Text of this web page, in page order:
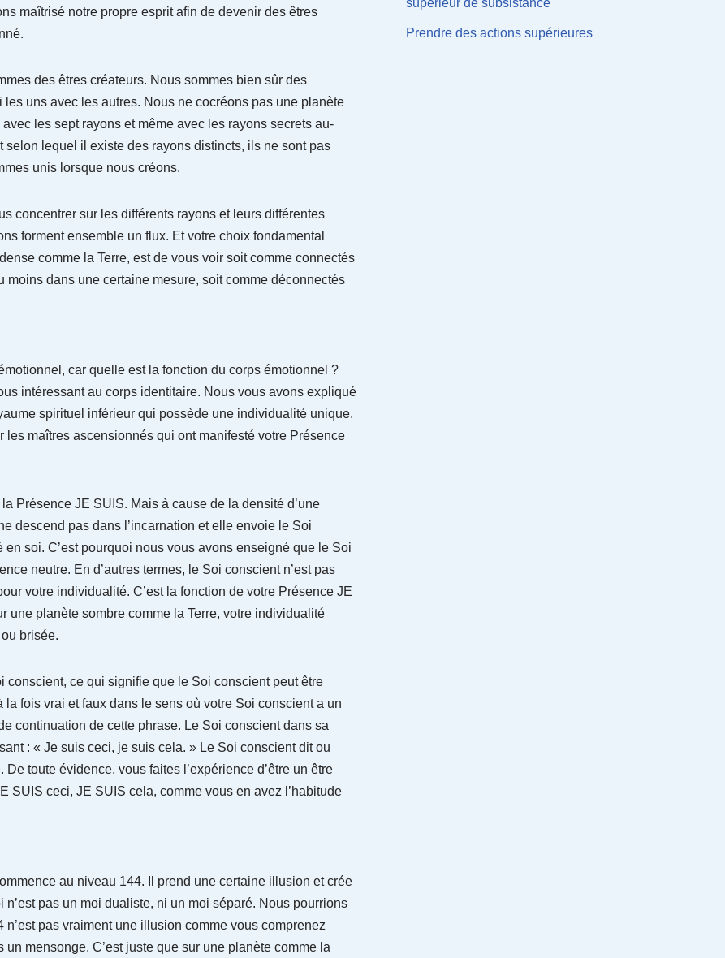
maîtrisé notre propre esprit afin de devenir des êtres
des êtres créateurs. Nous sommes bien sûr des
uns avec les autres. Nous ne cocréons pas une planète
les sept rayons et même avec les rayons secrets au-
lequel il existe des rayons distincts, ils ne sont pas
unis lorsque nous créons.
concentrer sur les différents rayons et leurs différentes
forment ensemble un flux. Et votre choix fondamental
comme la Terre, est de vous voir soit comme connectés
moins dans une certaine mesure, soit comme déconnectés
car quelle est la fonction du corps émotionnel ?
intéressant au corps identitaire. Nous vous avons expliqué
spirituel inférieur qui possède une individualité unique.
maîtres ascensionnés qui ont manifesté votre Présence
Présence JE SUIS. Mais à cause de la densité d’une
descend pas dans l’incarnation et elle envoie le Soi
soi. C’est pourquoi nous vous avons enseigné que le Soi
neutre. En d’autres termes, le Soi conscient n’est pas
votre individualité. C’est la fonction de votre Présence JE
une planète sombre comme la Terre, votre individualité
brisée.
conscient, ce qui signifie que le Soi conscient peut être
la fois vrai et faux dans le sens où votre Soi conscient a un
continuation de cette phrase. Le Soi conscient dans sa
: « Je suis ceci, je suis cela. » Le Soi conscient dit ou
toute évidence, vous faites l’expérience d’être un être
SUIS ceci, JE SUIS cela, comme vous en avez l’habitude
au niveau 144. Il prend une certaine illusion et crée
pas un moi dualiste, ni un moi séparé. Nous pourrions
pas vraiment une illusion comme vous comprenez
mensonge. C’est juste que sur une planète comme la
supérieur de subsistance
Prendre des actions supérieures